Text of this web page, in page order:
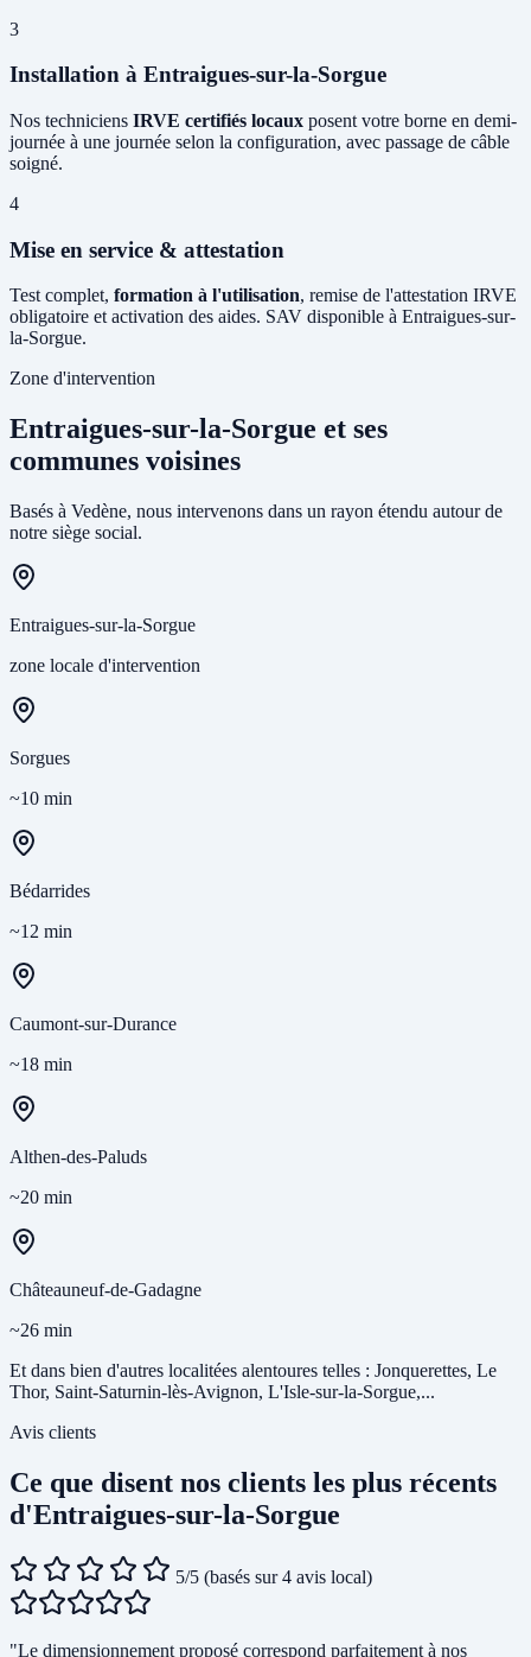
3
Installation à Entraigues-sur-la-Sorgue
Nos techniciens IRVE certifiés locaux posent votre borne en demi-
journée à une journée selon la configuration, avec passage de câble
soigné.
4
Mise en service & attestation
Test complet, formation à l'utilisation, remise de l'attestation IRVE
obligatoire et activation des aides. SAV disponible à Entraigues-sur-
la-Sorgue.
Zone d'intervention
Entraigues-sur-la-Sorgue et ses
communes voisines
Basés à Vedène, nous intervenons dans un rayon étendu autour de
notre siège social.
Entraigues-sur-la-Sorgue
zone locale d'intervention
Sorgues
~10 min
Bédarrides
~12 min
Caumont-sur-Durance
~18 min
Althen-des-Paluds
~20 min
Châteauneuf-de-Gadagne
~26 min
Et dans bien d'autres localitées alentoures telles : Jonquerettes, Le
Thor, Saint-Saturnin-lès-Avignon, L'Isle-sur-la-Sorgue,...
Avis clients
Ce que disent nos clients les plus récents
d'Entraigues-sur-la-Sorgue
5/5 (basés sur 4 avis local)
"Le dimensionnement proposé correspond parfaitement à nos